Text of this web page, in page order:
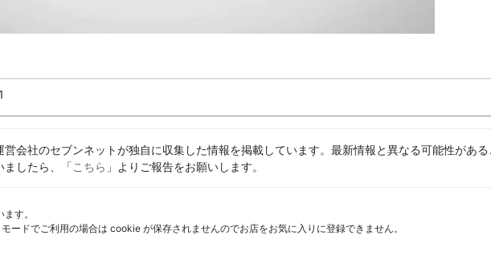
会社のセブンネットが独自に収集した情報を掲載しています。最新情報と異なる可能性があ
ましたら、「こちら 」よりご報告をお願いします。
す。
ードでご利用の場合は cookie が保存されませんのでお店をお気に入りに登録できません。